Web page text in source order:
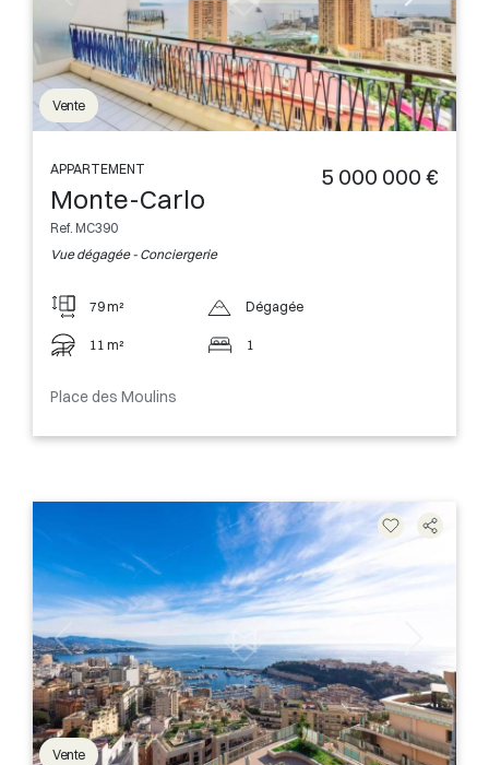
Vente
APPARTEMENT
Monte-Carlo
Ref. MC390
Vue dégagée - Conciergerie
5 000 000 €
79 m²
11 m²
Dégagée
1
Place des Moulins
Vente